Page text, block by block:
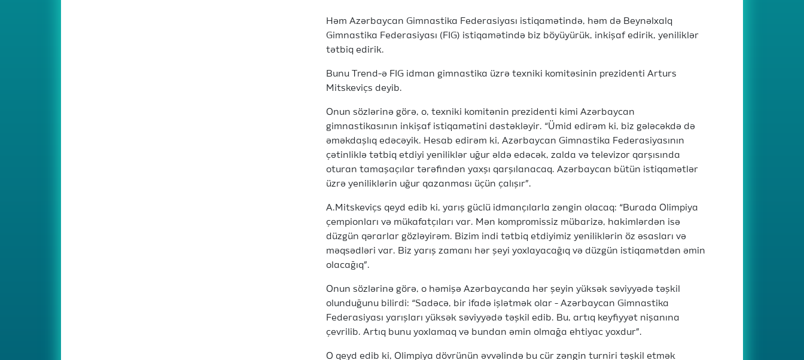
Həm Azərbaycan Gimnastika Federasiyası istiqamətində, həm də Beynəlxalq
Gimnastika Federasiyası (FIG) istiqamətində biz böyüyürük, inkişaf edirik, yeniliklər
tətbiq edirik.
Bunu Trend-ə FIG idman gimnastika üzrə texniki komitəsinin prezidenti Arturs
Mitskeviçs deyib.
Onun sözlərinə görə, o, texniki komitənin prezidenti kimi Azərbaycan
gimnastikasının inkişaf istiqamətini dəstəkləyir. “Ümid edirəm ki, biz gələcəkdə də
əməkdaşlıq edəcəyik. Hesab edirəm ki, Azərbaycan Gimnastika Federasiyasının
çətinliklə tətbiq etdiyi yeniliklər uğur əldə edəcək, zalda və televizor qarşısında
oturan tamaşaçılar tərəfindən yaxşı qarşılanacaq. Azərbaycan bütün istiqamətlər
üzrə yeniliklərin uğur qazanması üçün çalışır”.
A.Mitskeviçs qeyd edib ki, yarış güclü idmançılarla zəngin olacaq: “Burada Olimpiya
çempionları və mükafatçıları var. Mən kompromissiz mübarizə, hakimlərdən isə
düzgün qərarlar gözləyirəm. Bizim indi tətbiq etdiyimiz yeniliklərin öz əsasları və
məqsədləri var. Biz yarış zamanı hər şeyi yoxlayacağıq və düzgün istiqamətdən əmin
olacağıq”.
Onun sözlərinə görə, o həmişə Azərbaycanda hər şeyin yüksək səviyyədə təşkil
olunduğunu bilirdi: “Sadəcə, bir ifadə işlətmək olar - Azərbaycan Gimnastika
Federasiyası yarışları yüksək səviyyədə təşkil edib. Bu, artıq keyfiyyət nişanına
çevrilib. Artıq bunu yoxlamaq və bundan əmin olmağa ehtiyac yoxdur”.
O qeyd edib ki, Olimpiya dövrünün əvvəlində bu cür zəngin turniri təşkil etmək